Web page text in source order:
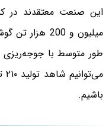
میلیون و
باشیم.